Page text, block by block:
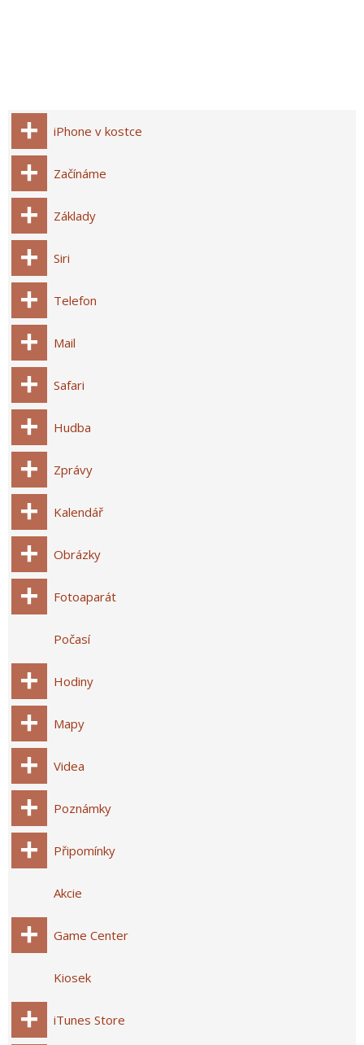
iPhone v kostce
Začínáme
Základy
Siri
Telefon
Mail
Safari
Hudba
Zprávy
Kalendář
Obrázky
Fotoaparát
Počasí
Hodiny
Mapy
Videa
Poznámky
Připomínky
Akcie
Game Center
Kiosek
iTunes Store